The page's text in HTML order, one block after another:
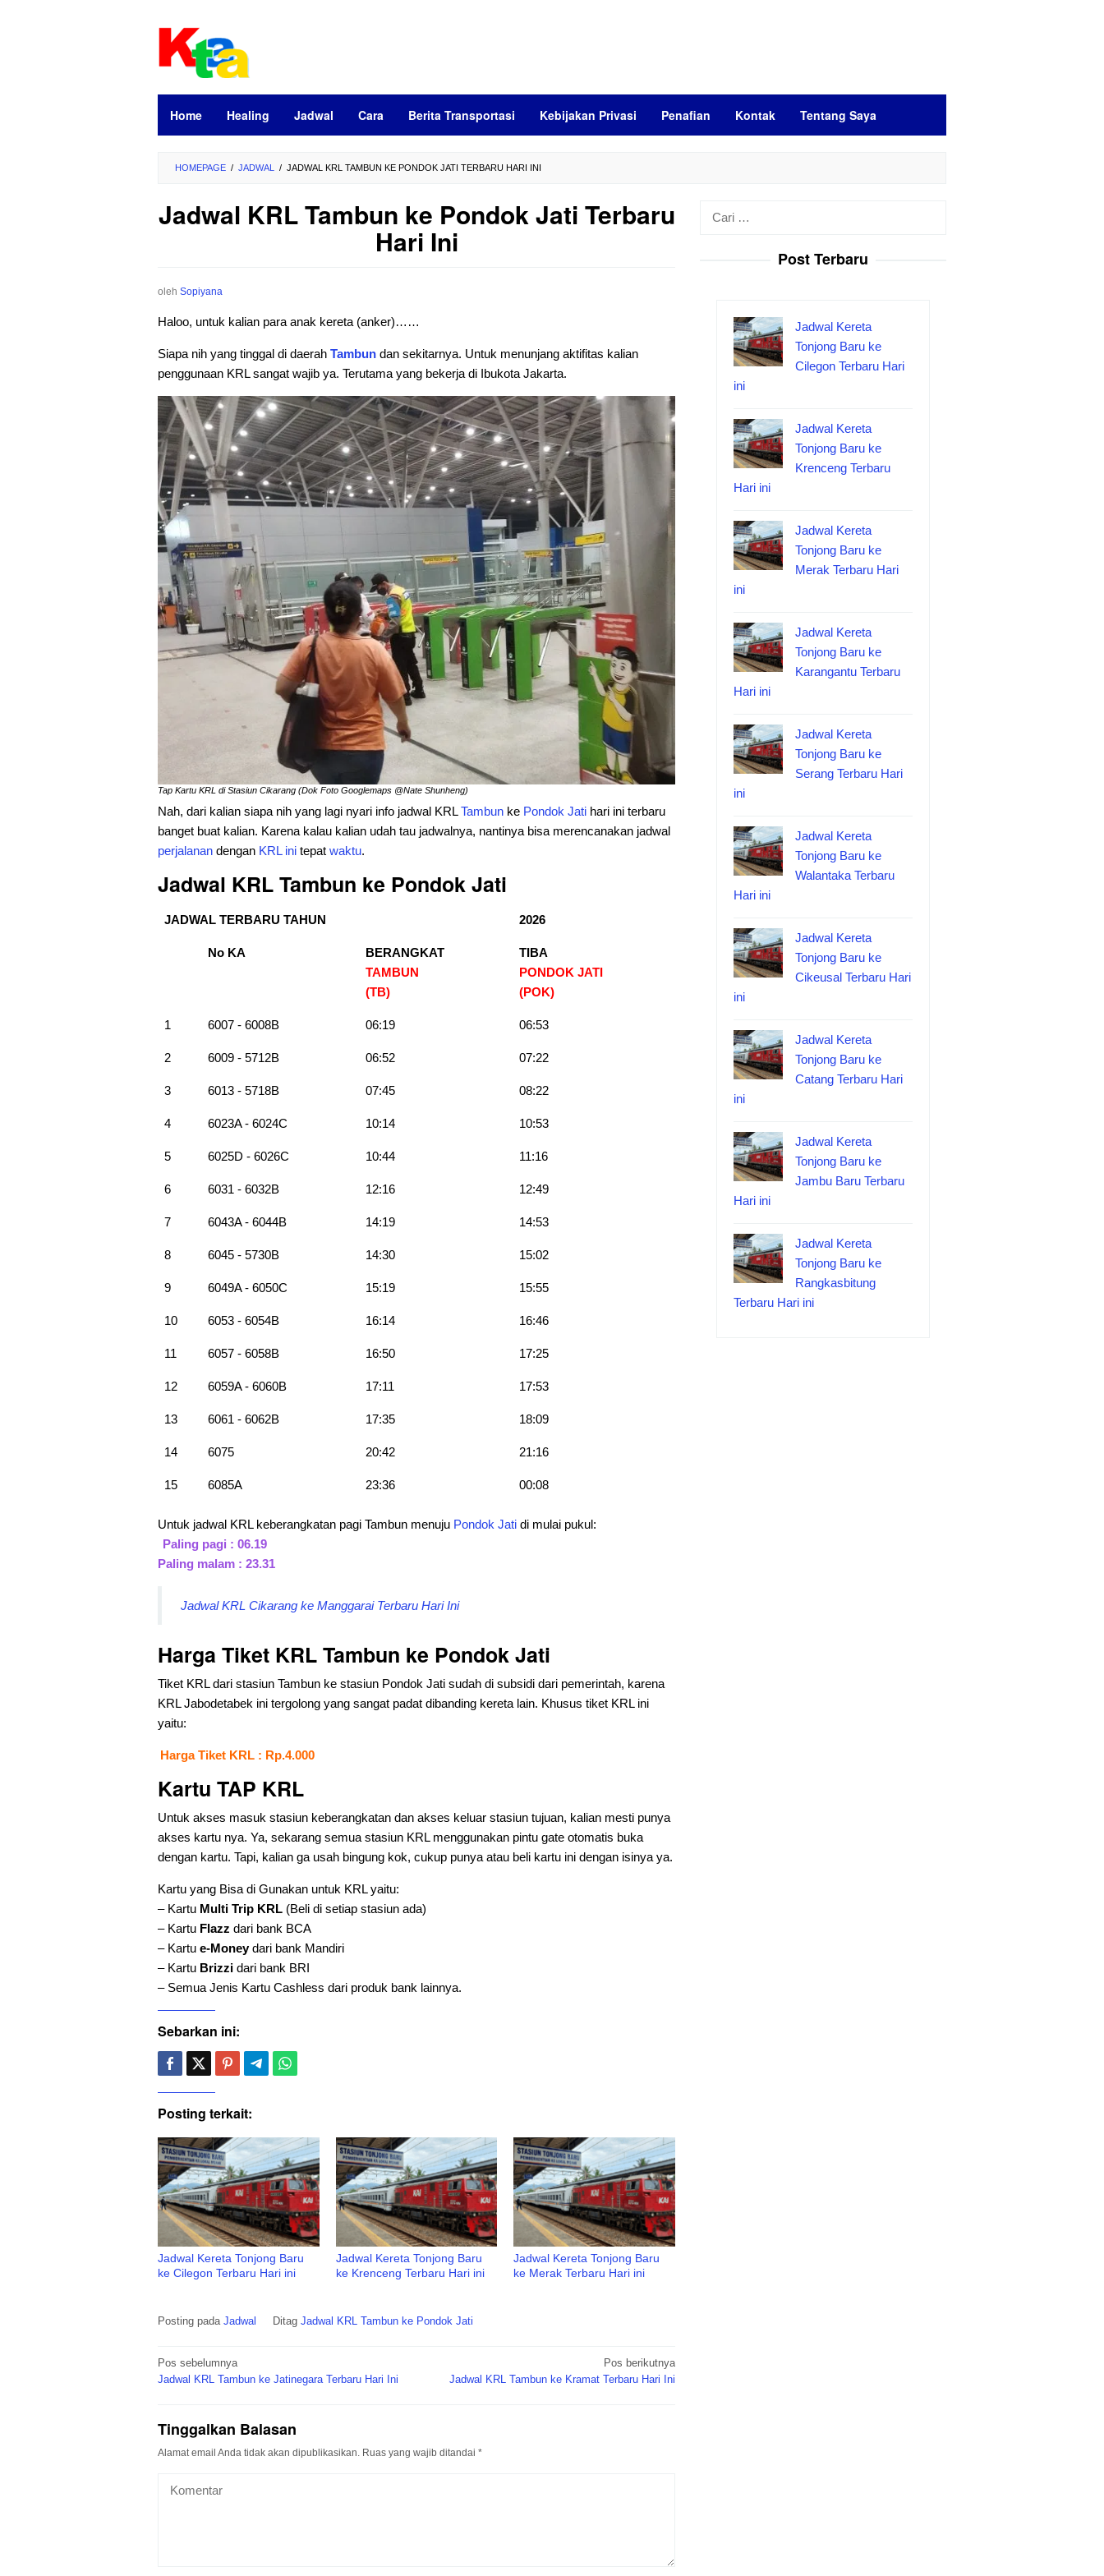
Home Healing Jadwal Cara Berita Transportasi Kebijakan Privasi Penafian Kontak Tentang Saya
HOMEPAGE / JADWAL / JADWAL KRL TAMBUN KE PONDOK JATI TERBARU HARI INI
Jadwal KRL Tambun ke Pondok Jati Terbaru
Hari Ini
oleh Sopiyana
Haloo, untuk kalian para anak kereta (anker)……
Siapa nih yang tinggal di daerah Tambun dan sekitarnya. Untuk menunjang aktifitas kalian
penggunaan KRL sangat wajib ya. Terutama yang bekerja di Ibukota Jakarta.
Tap Kartu KRL di Stasiun Cikarang (Dok Foto Googlemaps @Nate Shunheng)
Nah, dari kalian siapa nih yang lagi nyari info jadwal KRLTambun ke Pondok Jati hari ini terbaru
banget buat kalian. Karena kalau kalian udah tau jadwalnya, nantinya bisa merencanakan jadwal
perjalanan dengan KRL ini tepat waktu.
Jadwal KRL Tambun ke Pondok Jati
JADWAL TERBARU TAHUN 2026
No KA
BERANGKAT
TAMBUN
(TB)
TIBA
PONDOK JATI
(POK)
1 6007 - 6008B 06:19 06:53
2 6009 - 5712B 06:52 07:22
3 6013 - 5718B 07:45 08:22
4 6023A - 6024C 10:14 10:53
5 6025D - 6026C 10:44 11:16
6 6031 - 6032B 12:16 12:49
7 6043A - 6044B 14:19 14:53
8 6045 - 5730B 14:30 15:02
9 6049A - 6050C 15:19 15:55
10 6053 - 6054B 16:14 16:46
11 6057 - 6058B 16:50 17:25
12 6059A - 6060B 17:11 17:53
13 6061 - 6062B 17:35 18:09
14 6075 20:42 21:16
15 6085A 23:36 00:08
Untuk jadwal KRL keberangkatan pagi Tambun menuju Pondok Jati di mulai pukul:
Paling pagi : 06.19
Paling malam : 23.31
Jadwal KRL Cikarang ke Manggarai Terbaru Hari Ini
Harga Tiket KRL Tambun ke Pondok Jati
Tiket KRL dari stasiun Tambun ke stasiun Pondok Jati sudah di subsidi dari pemerintah, karena
KRL Jabodetabek ini tergolong yang sangat padat dibanding kereta lain. Khusus tiket KRL ini
yaitu:
Harga Tiket KRL : Rp.4.000
Kartu TAP KRL
Untuk akses masuk stasiun keberangkatan dan akses keluar stasiun tujuan, kalian mesti punya
akses kartu nya. Ya, sekarang semua stasiun KRL menggunakan pintu gate otomatis buka
dengan kartu. Tapi, kalian ga usah bingung kok, cukup punya atau beli kartu ini dengan isinya ya.
Kartu yang Bisa di Gunakan untuk KRL yaitu:
– Kartu Multi Trip KRL (Beli di setiap stasiun ada)
– Kartu Flazz dari bank BCA
– Kartu e-Moneydari bank Mandiri
– Kartu Brizzi dari bank BRI
– Semua Jenis Kartu Cashless dari produk bank lainnya.
Sebarkan ini:
Posting terkait:
Jadwal Kereta Tonjong Baru
ke Cilegon Terbaru Hari ini
Jadwal Kereta Tonjong Baru
ke Krenceng Terbaru Hari ini
Jadwal Kereta Tonjong Baru
ke Merak Terbaru Hari ini
Posting pada Jadwal Ditag Jadwal KRL Tambun ke Pondok Jati
Navigasi
pos
Pos sebelumnya
Jadwal KRL Tambun ke Jatinegara Terbaru Hari Ini
Pos berikutnya
Jadwal KRL Tambun ke Kramat Terbaru Hari Ini
Tinggalkan Balasan
Alamat email Anda tidak akan dipublikasikan. Ruas yang wajib ditandai *
Post Terbaru
Jadwal Kereta
Tonjong Baru ke
Cilegon Terbaru Hari
ini
Jadwal Kereta
Tonjong Baru ke
Krenceng Terbaru
Hari ini
Jadwal Kereta
Tonjong Baru ke
Merak Terbaru Hari
ini
Jadwal Kereta
Tonjong Baru ke
Karangantu Terbaru
Hari ini
Jadwal Kereta
Tonjong Baru ke
Serang Terbaru Hari
ini
Jadwal Kereta
Tonjong Baru ke
Walantaka Terbaru
Hari ini
Jadwal Kereta
Tonjong Baru ke
Cikeusal Terbaru Hari
ini
Jadwal Kereta
Tonjong Baru ke
Catang Terbaru Hari
ini
Jadwal Kereta
Tonjong Baru ke
Jambu Baru Terbaru
Hari ini
Jadwal Kereta
Tonjong Baru ke
Rangkasbitung
Terbaru Hari ini